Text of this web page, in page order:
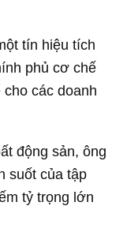
tín hiệu tích
phủ cơ chế
các doanh
động sản, ông
suốt của tập
tỷ trọng lớn